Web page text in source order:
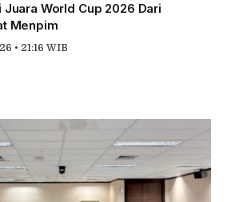
World Cup 2026 Dari
Menpim
• 21:16 WIB